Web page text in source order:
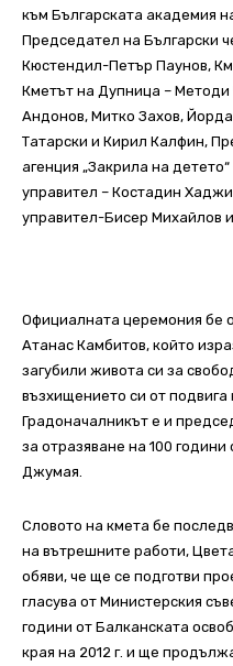
към Българската академия
Председател на Български
Кюстендил-Петър Паунов,
Кметът на Дупница – Методи
Андонов, Митко Захов,
Татарски и Кирил Калфин,
агенция „Закрила на
управител – Костадин
управител-Бисер Михайлов
Официалната церемония бе
Атанас Камбитов, който
загубили живота си за
възхищението си от
Градоначалникът е и
за отразяване на 100
Джумая.
Словото на кмета бе
на вътрешните работи,
обяви, че ще се подготви
гласува от Министерския
години от Балканската
края на 2012 г. и ще